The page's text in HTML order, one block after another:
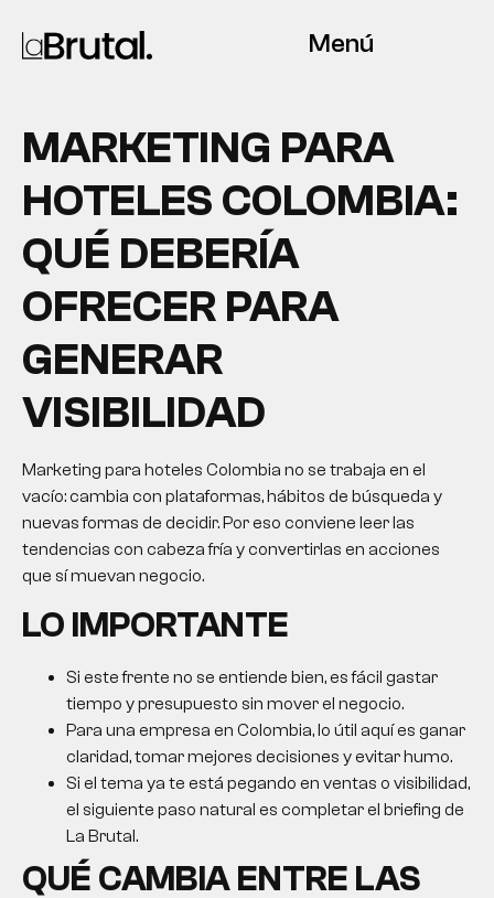
Menú
MARKETING PARA
HOTELES COLOMBIA:
QUÉ DEBERÍA
OFRECER PARA
GENERAR
VISIBILIDAD
Marketing para hoteles Colombia no se trabaja en el
vacío: cambia con plataformas, hábitos de búsqueda y
nuevas formas de decidir. Por eso conviene leer las
tendencias con cabeza fría y convertirlas en acciones
que sí muevan negocio.
LO IMPORTANTE
Si este frente no se entiende bien, es fácil gastar
tiempo y presupuesto sin mover el negocio.
Para una empresa en Colombia, lo útil aquí es ganar
claridad, tomar mejores decisiones y evitar humo.
Si el tema ya te está pegando en ventas o visibilidad,
el siguiente paso natural es completar el briefing de
La Brutal.
QUÉ CAMBIA ENTRE LAS